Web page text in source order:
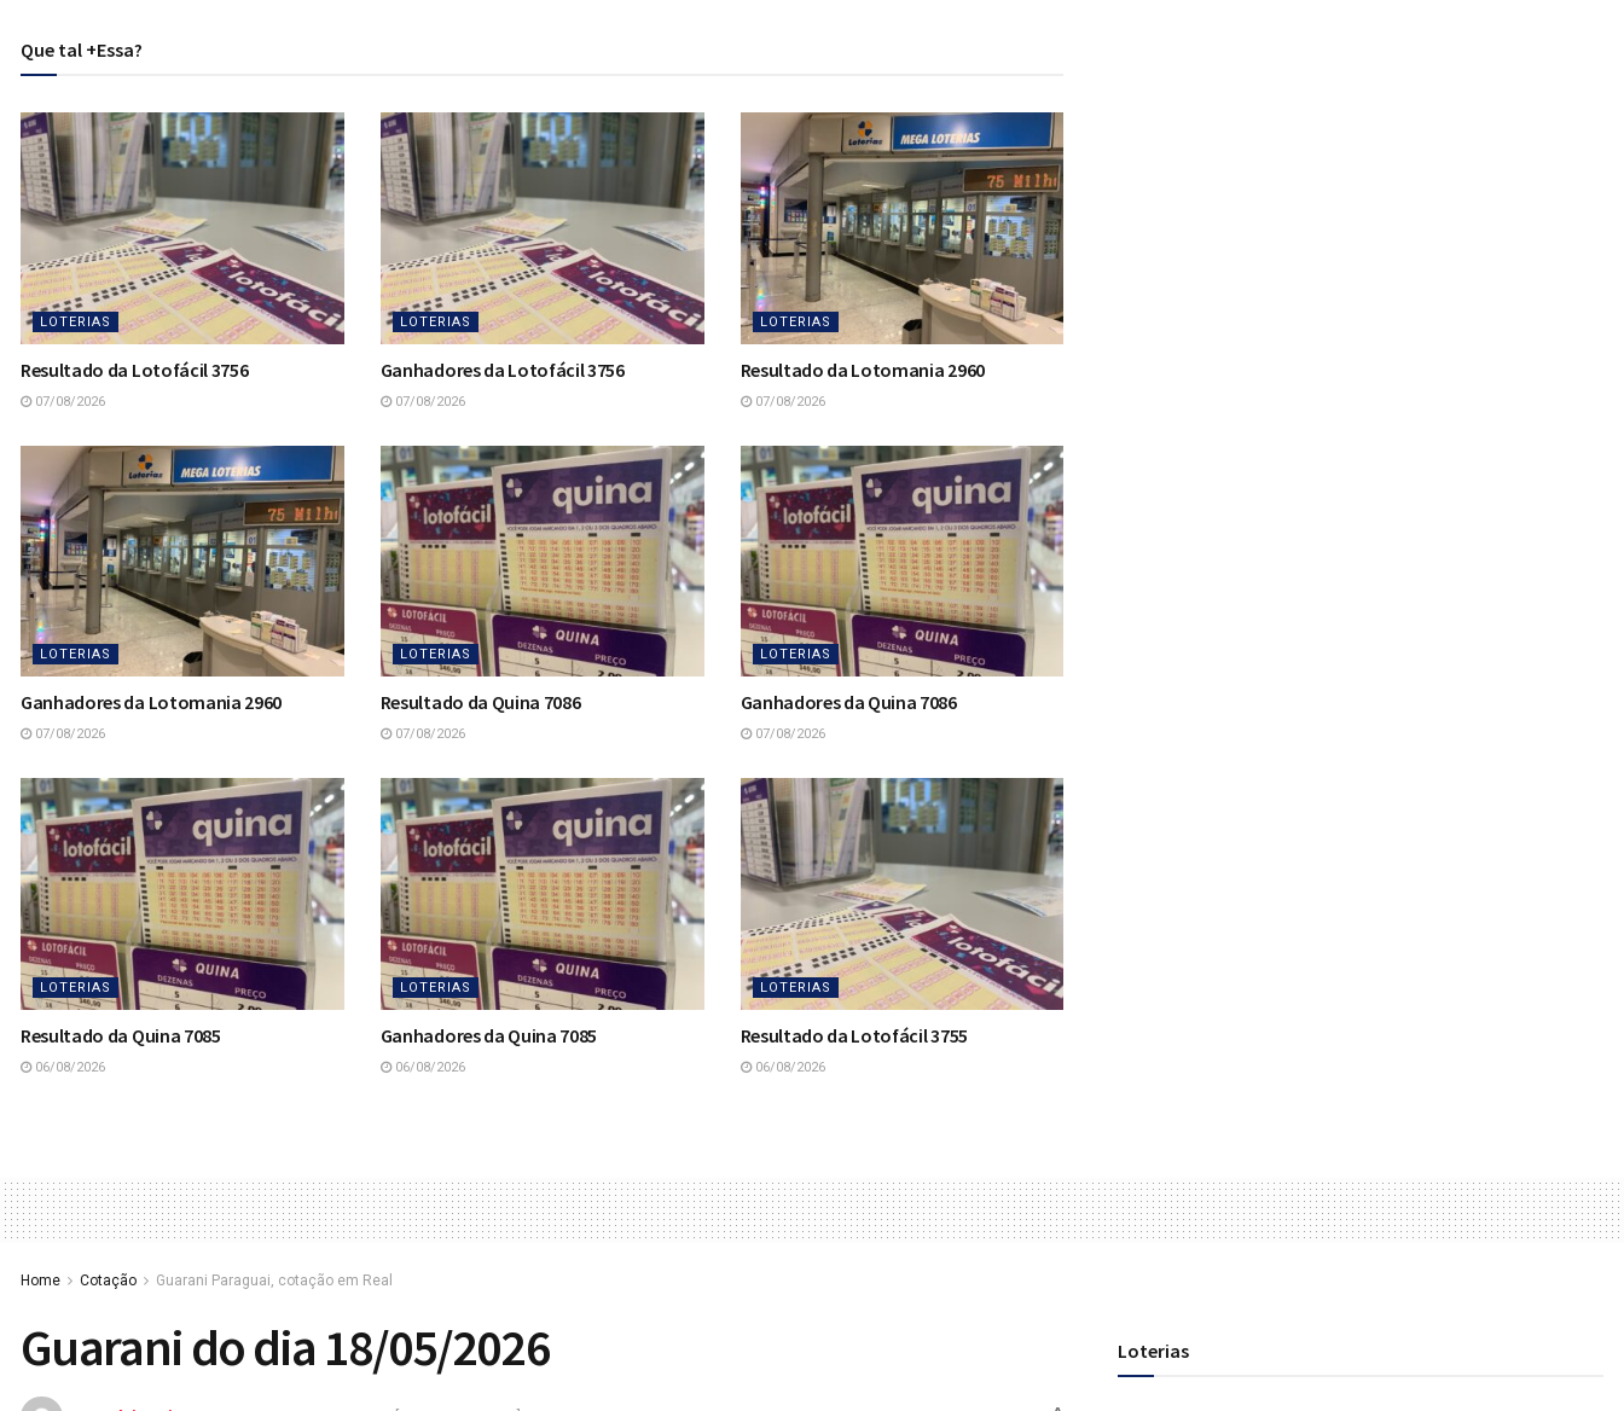
Que tal +Essa?
LOTERIAS
Resultado da Lotofácil 3756
07/08/2026
LOTERIAS
Ganhadores da Lotofácil 3756
07/08/2026
LOTERIAS
Resultado da Lotomania 2960
07/08/2026
LOTERIAS
Ganhadores da Lotomania 2960
07/08/2026
LOTERIAS
Resultado da Quina 7086
07/08/2026
LOTERIAS
Ganhadores da Quina 7086
07/08/2026
LOTERIAS
Resultado da Quina 7085
06/08/2026
LOTERIAS
Ganhadores da Quina 7085
06/08/2026
LOTERIAS
Resultado da Lotofácil 3755
06/08/2026
Home Cotação Guarani Paraguai, cotação em Real
Guarani do dia 18/05/2026 Loterias